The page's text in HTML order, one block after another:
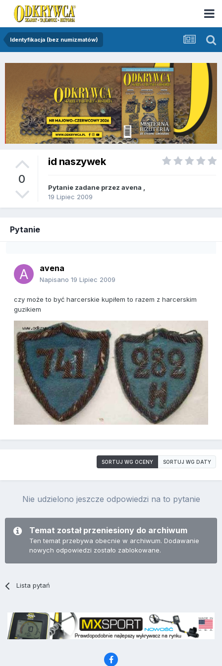
Identyfikacja (bez numizmatów)
0
id naszywek
Pytanie zadane przez avena
19 Lipiec 2009
Pytanie
avena
Napisano 19 Lipiec 2009
czy może to być harcerskie kupiłem to razem z harcerskim
guzikiem
SORTUJ WG OCENY SORTUJ WG DATY
Nie udzielono jeszcze odpowiedzi na to pytanie
Temat został przeniesiony do archiwum
Ten temat przebywa obecnie w archiwum. Dodawanie
nowych odpowiedzi zostało zablokowane.
Lista pytań